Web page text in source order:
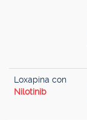
Loxapina con
Nilotinib